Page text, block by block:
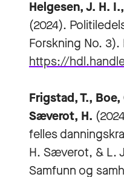
Helgesen, J. H.
(2024).
Forskning No.
https://
Frigstad, T., Boe,
Sæverot, H.
felles
H. Sæverot, & L.
Samfunn og